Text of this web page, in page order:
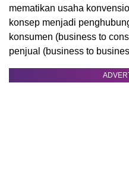
mematikan usaha
konsep menjadi
konsumen (business to
penjual (business to